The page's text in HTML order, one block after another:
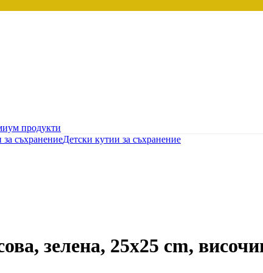
продукти
съхранениеДетски кутии за съхранение
зелена, 25x25 cm,